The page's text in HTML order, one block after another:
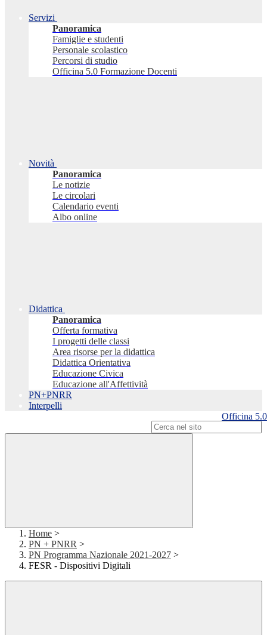
Servizi
Panoramica
Famiglie e studenti
Personale scolastico
Percorsi di studio
Officina 5.0 Formazione Docenti
Novità
Panoramica
Le notizie
Le circolari
Calendario eventi
Albo online
Didattica
Panoramica
Offerta formativa
I progetti delle classi
Area risorse per la didattica
Didattica Orientativa
Educazione Civica
Educazione all'Affettività
PN+PNRR
Interpelli
Officina 5.0
Home >
PN + PNRR >
PN Programma Nazionale 2021-2027 >
FESR - Dispositivi Digitali